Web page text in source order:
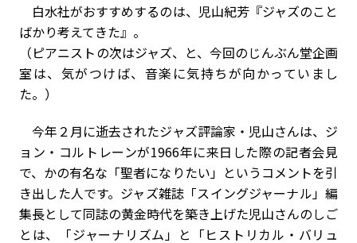
白水社がおすすめするのは、児山紀芳『ジャズのこと
ばかり考えてきた』。
（ピアニストの次はジャズ、と、今回のじんぶん堂企画
室は、気がつけば、音楽に気持ちが向かっていまし
た。）
今年２月に逝去されたジャズ評論家・児山さんは、ジ
ョン・コルトレーンが1966年に来日した際の記者会見
で、かの有名な「聖者になりたい」というコメントを引
き出した人です。ジャズ雑誌「スイングジャーナル」編
集長として同誌の黄金時代を築き上げた児山さんのしご
とは、「ジャーナリズム」と「ヒストリカル・バリュ